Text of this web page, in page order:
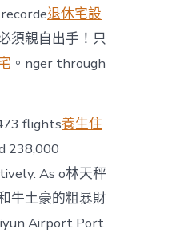
退休宅設
須親自出手！只
。nger through
flights養生住
238,000
As o林天秤
牛土豪的粗暴財
Airport Port